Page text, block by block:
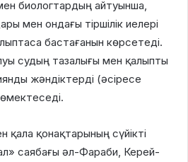
биологтардың айтуынша,
мен ондағы тіршілік иелері
бастағанын көрсетеді.
судың тазалығы мен қалыпты
жәндіктерді (әсіресе
қонақтарының сүйікті
саябағы әл-Фараби, Керей-